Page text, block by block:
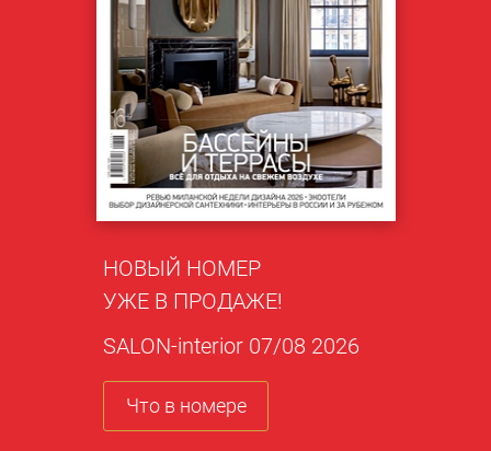
НОВЫЙ НОМЕР
УЖЕ В ПРОДАЖЕ!
SALON-interior 07/08 2026
Что в номере